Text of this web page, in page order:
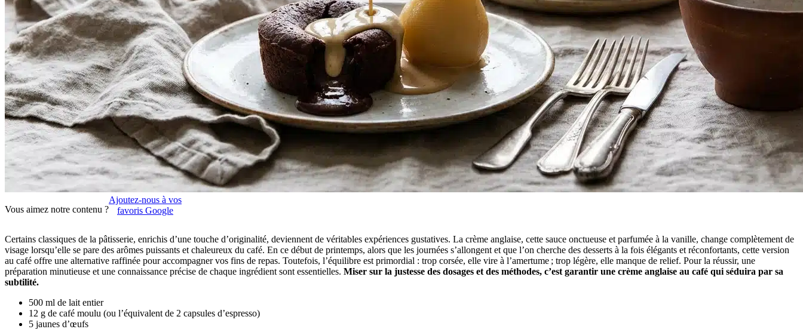
Vous aimez notre contenu ?
Ajoutez-nous à vos
favoris Google
Certains classiques de la pâtisserie, enrichis d’une touche d’originalité, deviennent de véritables expériences gustatives. La crème anglaise, cette sauce onctueuse et parfumée à la vanille, change complètement de
visage lorsqu’elle se pare des arômes puissants et chaleureux du café. En ce début de printemps, alors que les journées s’allongent et que l’on cherche des desserts à la fois élégants et réconfortants, cette version
au café offre une alternative raffinée pour accompagner vos fins de repas. Toutefois, l’équilibre est primordial : trop corsée, elle vire à l’amertume ; trop légère, elle manque de relief. Pour la réussir, une
préparation minutieuse et une connaissance précise de chaque ingrédient sont essentielles. Miser sur la justesse des dosages et des méthodes, c’est garantir une crème anglaise au café qui séduira par sa
subtilité.
500 ml de lait entier
12 g de café moulu (ou l’équivalent de 2 capsules d’espresso)
5 jaunes d’œufs